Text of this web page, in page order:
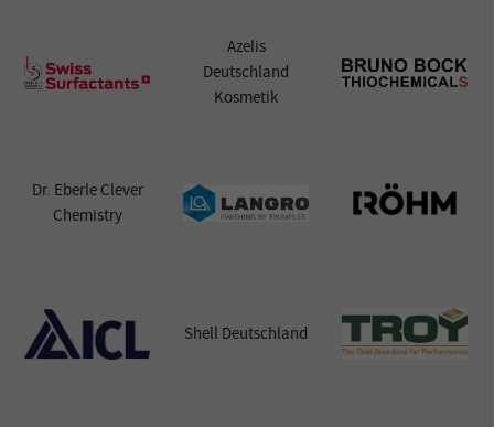
Azelis
Deutschland
Kosmetik
Dr. Eberle Clever
Chemistry
Shell Deutschland
›